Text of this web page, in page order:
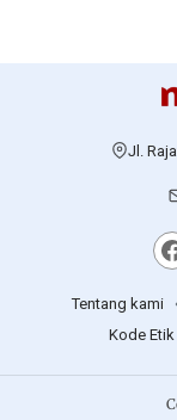
Jl.
Tentang kami
Kode